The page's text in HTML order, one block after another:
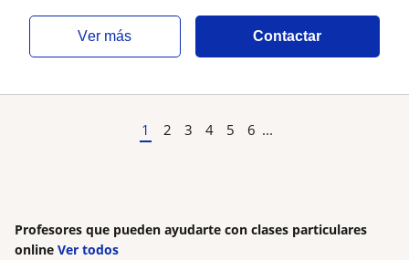
ver más Contactar
1 2 3 4 5 6 ...
Profesores que pueden ayudarte con clases particulares
online Ver todos